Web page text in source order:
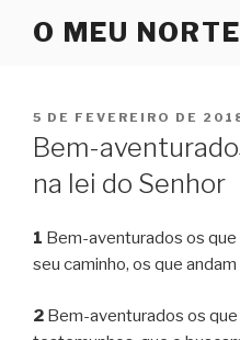
O MEU NORTE
PUBLICADO
EM
5 DE FEVEREIRO DE
Bem-
na lei do Senhor
1 Bem-aventurados os
seu caminho, os que andam
2 Bem-aventurados os